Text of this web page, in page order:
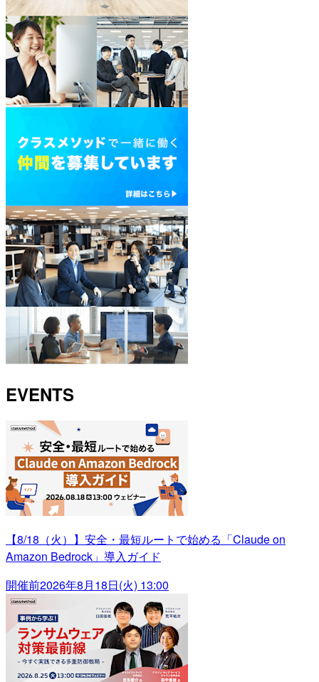
EVENTS
【8/18（火）】安全・最短ルートで始める「Claude on
Amazon Bedrock」導入ガイド
開催前2026年8月18日(火) 13:00